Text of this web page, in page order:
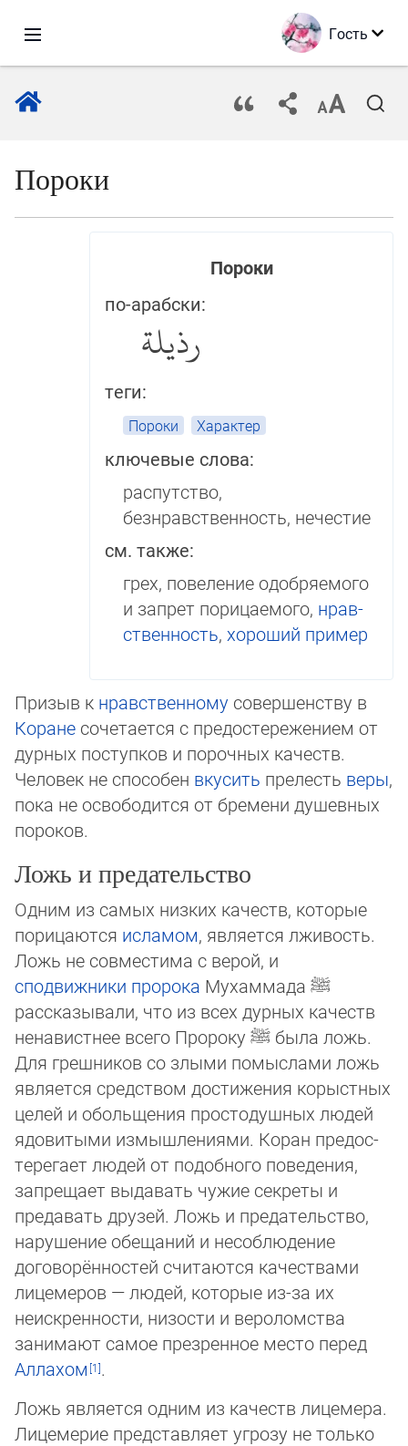
Гость
Пороки
Пороки
по-арабски:
رذيلة
теги:
Пороки Характер
ключевые слова:
распутство,
безнравственность, нечестие
см. также:
грех, повеление одоб­ряе­мо­го
и запрет пори­цае­мо­го, нрав­
ст­вен­ность, хо­ро­ший пример
Призыв к нравственному совершенству в
Коране сочетается с предостережением от
дурных поступков и порочных качеств.
Человек не способен вкусить прелесть веры,
пока не освободится от бремени душевных
пороков.
Ложь и предательство
Одним из самых низких качеств, которые
порицаются исламом, является лживость.
Ложь не совместима с верой, и
сподвижники пророка Мухаммада ﷺ
рассказывали, что из всех дурных качеств
ненавистнее всего Пророку ﷺ была ложь.
Для греш­ни­ков со злыми помыслами ложь
является средством достижения корыстных
целей и оболь­ще­ния простодушных людей
ядовитыми измышлениями. Коран предос­
те­ре­га­ет лю­дей от подобного поведения,
запрещает выдавать чужие секреты и
предавать дру­зей. Ложь и предательство,
нарушение обещаний и несоблюдение
договорённостей счи­та­ют­ся качествами
лицемеров — людей, которые из-за их
неискренности, низости и ве­ро­лом­ства
занимают самое презренное место перед
Аллахом
.
Ложь является одним из качеств лицемера.
Лицемерие представляет угрозу не только